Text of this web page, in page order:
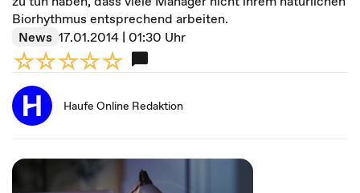
Biorhythmus entsprechend arbeiten.
News 17.01.2014 | 01:30 Uhr
Haufe Online Redaktion